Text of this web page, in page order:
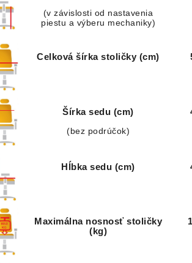
(v závislosti od nastavenia
piestu a výberu mechaniky)
Celková šírka stoličky (cm)
Šírka sedu (cm)
(bez podrúčok)
Hĺbka sedu (cm)
Maximálna nosnosť stoličky
(kg)